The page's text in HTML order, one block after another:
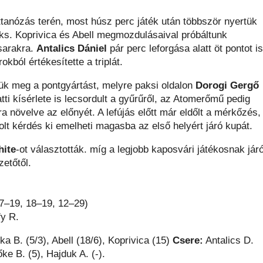
terén, most húsz perc játék után többször nyertük
Koprivica és Abell megmozdulásaival próbáltunk
Antalics Dániel pár perc leforgása alatt öt pontot is
értékesítette a triplát.
meg a pontgyártást, melyre paksi oldalon Dorogi Gergő
kísérlete is lecsordult a gyűrűről, az Atomerőmű pedig
növelve az előnyét. A lefújás előtt már eldőlt a mérkőzés,
kérdés ki emelheti magasba az első helyért járó kupát.
-ot választották. míg a legjobb kaposvári játékosnak
18–19, 12–29)
R.
B. (5/3), Abell (18/6), Koprivica (15) Csere: Antalics D.
B. (5), Hajduk A. (-).